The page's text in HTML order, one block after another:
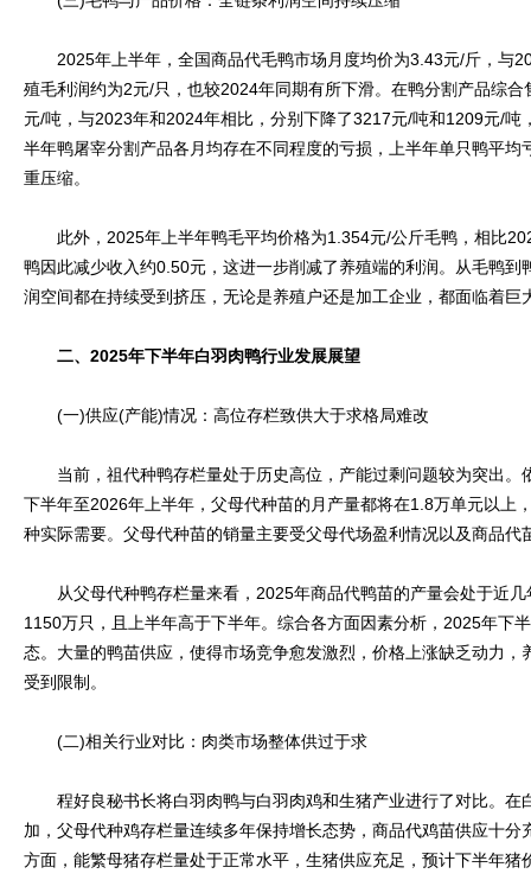
2025年上半年，全国商品代毛鸭市场月度均价为3.43元/斤，与
殖毛利润约为2元/只，也较2024年同期有所下滑。在鸭分割产品综
元/吨，与2023年和2024年相比，分别下降了3217元/吨和1209元/吨
半年鸭屠宰分割产品各月均存在不同程度的亏损，上半年单只鸭平
重压缩。
此外，2025年上半年鸭毛平均价格为1.354元/公斤毛鸭，相比
鸭因此减少收入约0.50元，这进一步削减了养殖端的利润。从毛鸭到
润空间都在持续受到挤压，无论是养殖户还是加工企业，都面临着巨
二、2025年下半年白羽肉鸭行业发展展望
(一)供应(产能)情况：高位存栏致供大于求格局难改
当前，祖代种鸭存栏量处于历史高位，产能过剩问题较为突出。
下半年至2026年上半年，父母代种苗的月产量都将在1.8万单元以上
种实际需要。父母代种苗的销量主要受父母代场盈利情况以及商品代
从父母代种鸭存栏量来看，2025年商品代鸭苗的产量会处于近几
1150万只，且上半年高于下半年。综合各方面因素分析，2025年下
态。大量的鸭苗供应，使得市场竞争愈发激烈，价格上涨缺乏动力
受到限制。
(二)相关行业对比：肉类市场整体供过于求
程好良秘书长将白羽肉鸭与白羽肉鸡和生猪产业进行了对比。在
加，父母代种鸡存栏量连续多年保持增长态势，商品代鸡苗供应十
方面，能繁母猪存栏量处于正常水平，生猪供应充足，预计下半年猪